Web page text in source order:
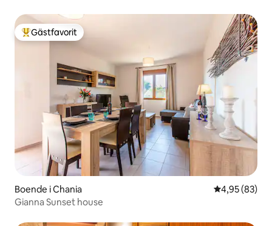
Populär gästfavorit
Gästfavorit
Boende i Chania 4,95 av 5 i
4,95 (83)
Gianna Sunset house